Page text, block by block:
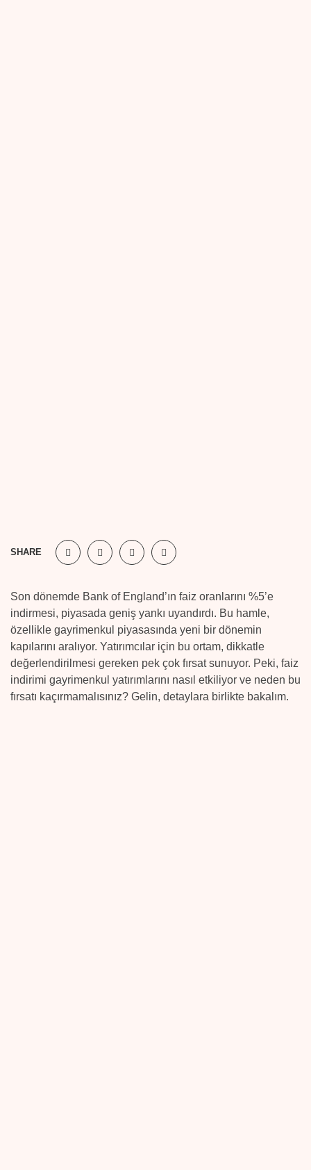
SHARE
Son dönemde Bank of England’ın faiz oranlarını %5’e
indirmesi, piyasada geniş yankı uyandırdı. Bu hamle,
özellikle gayrimenkul piyasasında yeni bir dönemin
kapılarını aralıyor. Yatırımcılar için bu ortam, dikkatle
değerlendirilmesi gereken pek çok fırsat sunuyor. Peki, faiz
indirimi gayrimenkul yatırımlarını nasıl etkiliyor ve neden bu
fırsatı kaçırmamalısınız? Gelin, detaylara birlikte bakalım.